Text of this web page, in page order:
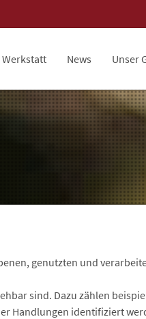
Werkstatt News Unser
genutzten und
sind. Dazu zählen
Handlungen identifiziert